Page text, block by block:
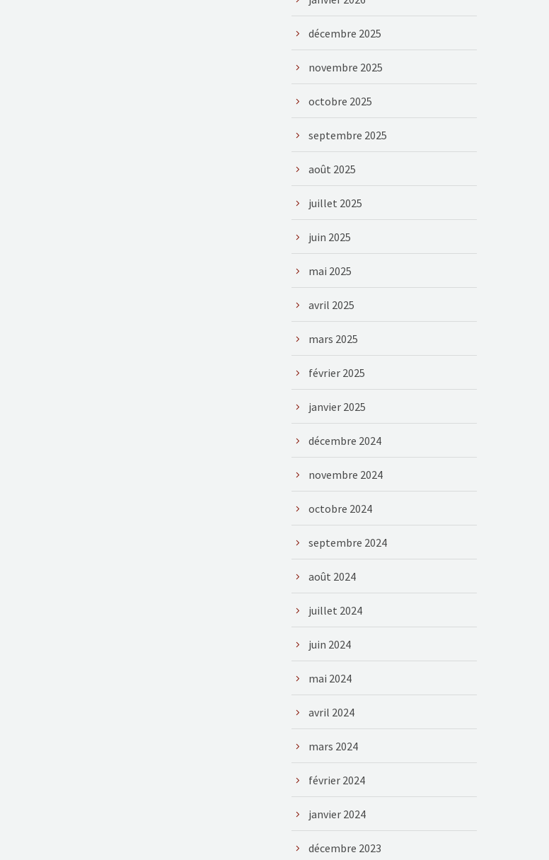
décembre 2025
novembre 2025
octobre 2025
septembre 2025
août 2025
juillet 2025
juin 2025
mai 2025
avril 2025
mars 2025
février 2025
janvier 2025
décembre 2024
novembre 2024
octobre 2024
septembre 2024
août 2024
juillet 2024
juin 2024
mai 2024
avril 2024
mars 2024
février 2024
janvier 2024
décembre 2023